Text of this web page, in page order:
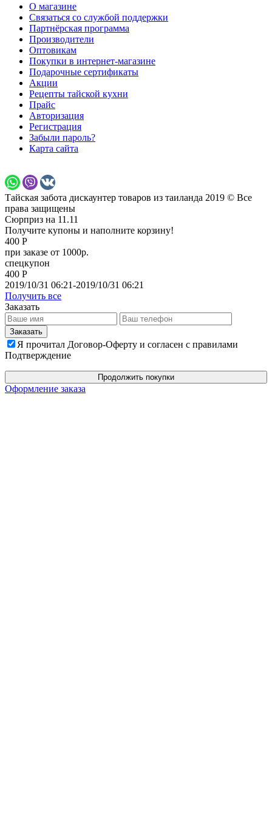
О магазине
Связаться со службой поддержки
Партнёрская программа
Производители
Оптовикам
Покупки в интернет-магазине
Подарочные сертификаты
Акции
Рецепты тайской кухни
Прайс
Авторизация
Регистрация
Забыли пароль?
Карта сайта
Тайская забота дискаунтер товаров из таиланда 2019 © Все
права защищены
Сюрприз на 11.11
Получите купоны и наполните корзину!
400 Р
при заказе от 1000р.
спецкупон
400 Р
2019/10/31 06:21-2019/10/31 06:21
Получить все
Заказать
Я прочитал Договор-Оферту и согласен с правилами
Подтверждение
Продолжить покупки
Оформление заказа